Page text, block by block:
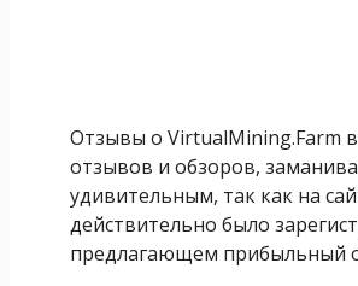
Отзывы о VirtualMining.Farm
отзывов и обзоров,
удивительным, так как на
действительно было
предлагающем прибыльный